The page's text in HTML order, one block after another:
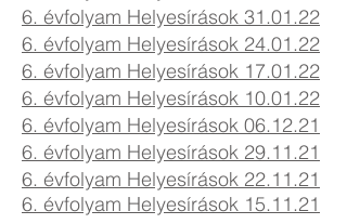
6. évfolyam Helyesírások 31.01.22
6. évfolyam Helyesírások 24.01.22
6. évfolyam Helyesírások 17.01.22
6. évfolyam Helyesírások 10.01.22
6. évfolyam Helyesírások 06.12.21
6. évfolyam Helyesírások 29.11.21
6. évfolyam Helyesírások 22.11.21
6. évfolyam Helyesírások 15.11.21